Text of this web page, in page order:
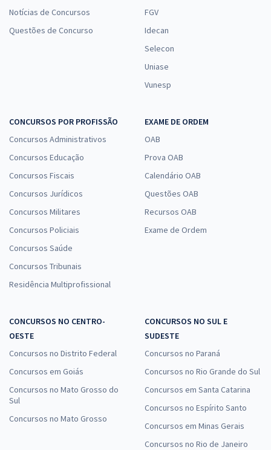
Notícias de Concursos
Questões de Concurso
FGV
Idecan
Selecon
Uniase
Vunesp
CONCURSOS POR PROFISSÃO
Concursos Administrativos
Concursos Educação
Concursos Fiscais
Concursos Jurídicos
Concursos Militares
Concursos Policiais
Concursos Saúde
Concursos Tribunais
Residência Multiprofissional
EXAME DE ORDEM
OAB
Prova OAB
Calendário OAB
Questões OAB
Recursos OAB
Exame de Ordem
CONCURSOS NO CENTRO-
OESTE
Concursos no Distrito Federal
Concursos em Goiás
Concursos no Mato Grosso do
Sul
Concursos no Mato Grosso
CONCURSOS NO SUL E
SUDESTE
Concursos no Paraná
Concursos no Rio Grande do Sul
Concursos em Santa Catarina
Concursos no Espírito Santo
Concursos em Minas Gerais
Concursos no Rio de Janeiro